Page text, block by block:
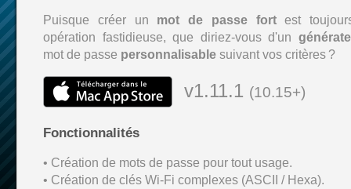
Puisque créer un mot de passe fortest
opération fastidieuse, que diriez-vous d'un
mot de passe personnalisable suivant vos critères ?
v1.11.1 (10.15+)
Fonctionnalités
• Création de mots de passe pour tout usage.
• Création de clés Wi-Fi complexes (ASCII / Hexa).